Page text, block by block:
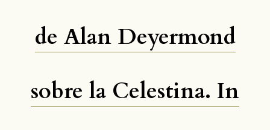
de Alan Deyermond
sobre la Celestina. In